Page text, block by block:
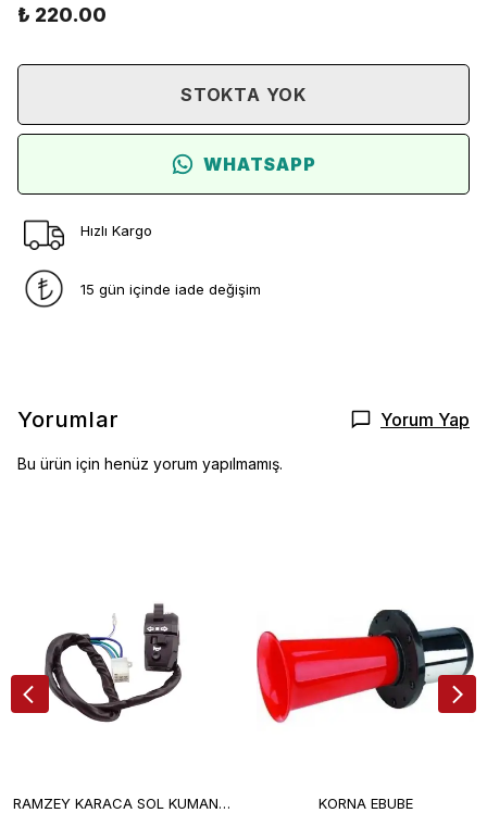
₺ 220.00
STOKTA YOK
WHATSAPP
Hızlı Kargo
15 gün içinde iade değişim
Yorumlar Yorum Yap
Bu ürün için henüz yorum yapılmamış.
RAMZEY KARACA SOL KUMANDA ORJ. KORNA EBUBE